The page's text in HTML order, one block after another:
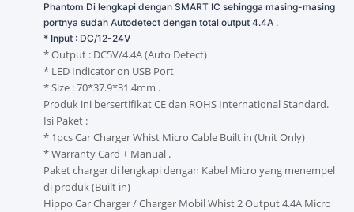
Phantom Di lengkapi dengan SMART IC sehingga masing-masing
portnya sudah Autodetect dengan total output 4.4A .
* Input : DC/12-24V
* Output : DC5V/4.4A (Auto Detect)
* LED Indicator on USB Port
* Size : 70*37.9*31.4mm .
Produk ini bersertifikat CE dan ROHS International Standard.
Isi Paket :
* 1pcs Car Charger Whist Micro Cable Built in (Unit Only)
* Warranty Card + Manual .
Paket charger di lengkapi dengan Kabel Micro yang menempel
di produk (Built in)
Hippo Car Charger / Charger Mobil Whist 2 Output 4.4A Micro